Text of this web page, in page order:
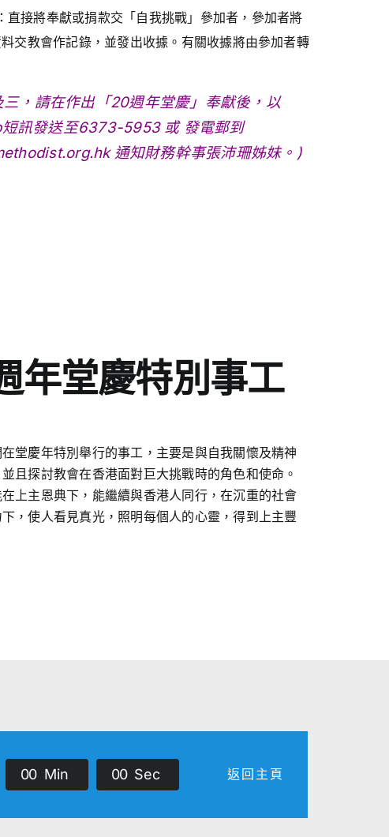
：直接將奉獻或捐款交「自我挑戰」參加者，參加者將
交教會作記錄，並發出收據。有關收據將由參加者轉
三，請在作出「20週年堂慶」奉獻後，以
訊發送至6373-5953 或 發電郵到
通知財務幹事張沛珊姊妹。)
年堂慶特別事工
堂慶年特別舉行的事工，主要是與自我關懷及精神
且探討教會在香港面對巨大挑戰時的角色和使命。
上主恩典下，能繼續與香港人同行，在沉重的社會
，使人看見真光，照明每個人的心靈，得到上主豐
00 Min 00 Sec 返回主頁